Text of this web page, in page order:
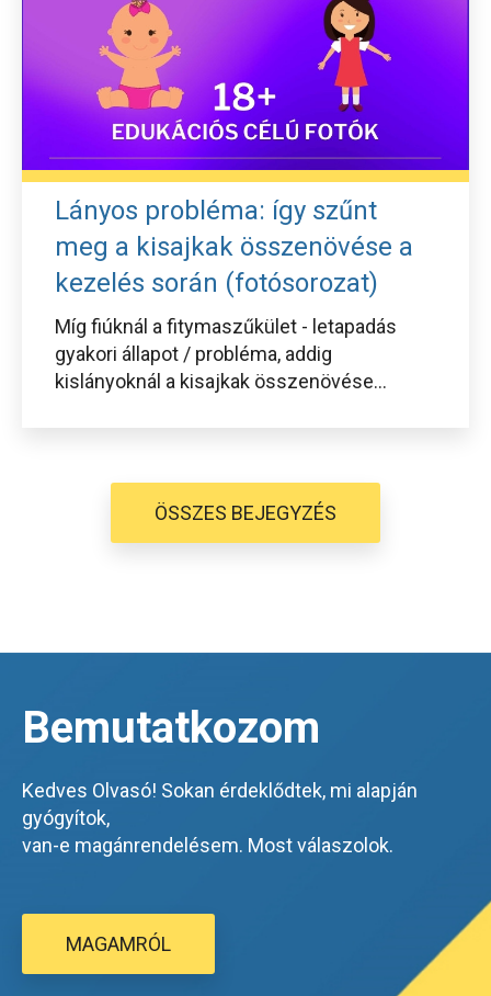
Lányos probléma: így szűnt
meg a kisajkak összenövése a
kezelés során (fotósorozat)
Míg fiúknál a fitymaszűkület - letapadás
gyakori állapot / probléma, addig
kislányoknál a kisajkak összenövése...
ÖSSZES BEJEGYZÉS
Bemutatkozom
Kedves Olvasó! Sokan érdeklődtek, mi alapján
gyógyítok,
van-e magánrendelésem. Most válaszolok.
MAGAMRÓL